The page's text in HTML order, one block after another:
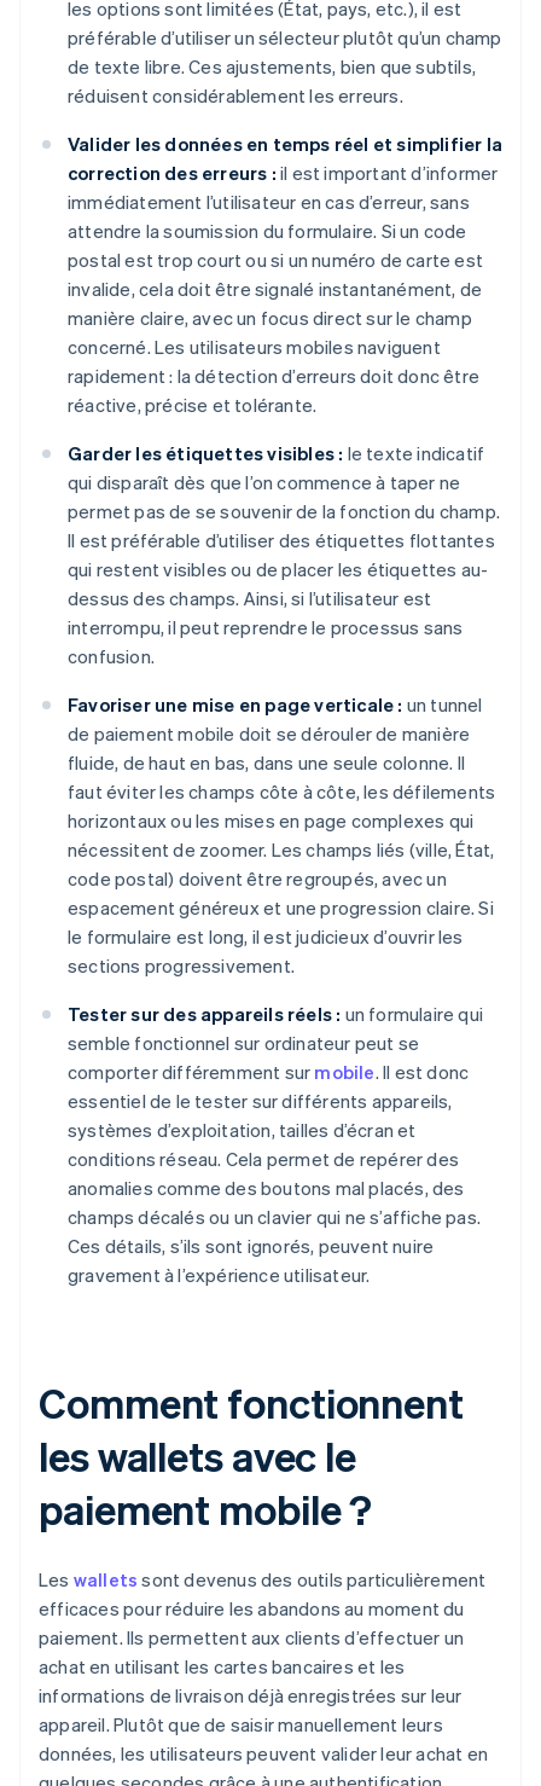
les options sont limitées (État, pays, etc.), il est
préférable d’utiliser un sélecteur plutôt qu’un champ
de texte libre. Ces ajustements, bien que subtils,
réduisent considérablement les erreurs.
Valider les données en temps réel et simplifier la
correction des erreurs : il est important d’informer
immédiatement l’utilisateur en cas d’erreur, sans
attendre la soumission du formulaire. Si un code
postal est trop court ou si un numéro de carte est
invalide, cela doit être signalé instantanément, de
manière claire, avec un focus direct sur le champ
concerné. Les utilisateurs mobiles naviguent
rapidement : la détection d’erreurs doit donc être
réactive, précise et tolérante.
Garder les étiquettes visibles : le texte indicatif
qui disparaît dès que l’on commence à taper ne
permet pas de se souvenir de la fonction du champ.
Il est préférable d’utiliser des étiquettes flottantes
qui restent visibles ou de placer les étiquettes au-
dessus des champs. Ainsi, si l’utilisateur est
interrompu, il peut reprendre le processus sans
confusion.
Favoriser une mise en page verticale : un tunnel
de paiement mobile doit se dérouler de manière
fluide, de haut en bas, dans une seule colonne. Il
faut éviter les champs côte à côte, les défilements
horizontaux ou les mises en page complexes qui
nécessitent de zoomer. Les champs liés (ville, État,
code postal) doivent être regroupés, avec un
espacement généreux et une progression claire. Si
le formulaire est long, il est judicieux d’ouvrir les
sections progressivement.
Tester sur des appareils réels : un formulaire qui
semble fonctionnel sur ordinateur peut se
comporter différemment sur mobile. Il est donc
essentiel de le tester sur différents appareils,
systèmes d’exploitation, tailles d’écran et
conditions réseau. Cela permet de repérer des
anomalies comme des boutons mal placés, des
champs décalés ou un clavier qui ne s’affiche pas.
Ces détails, s’ils sont ignorés, peuvent nuire
gravement à l’expérience utilisateur.
Comment fonctionnent
les wallets avec le
paiement mobile ?
Les wallets sont devenus des outils particulièrement
efficaces pour réduire les abandons au moment du
paiement. Ils permettent aux clients d’effectuer un
achat en utilisant les cartes bancaires et les
informations de livraison déjà enregistrées sur leur
appareil. Plutôt que de saisir manuellement leurs
données, les utilisateurs peuvent valider leur achat en